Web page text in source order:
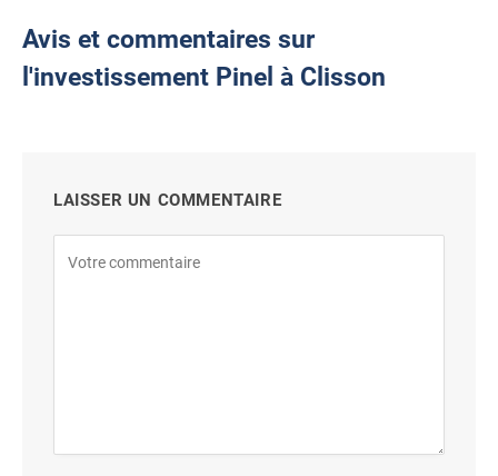
Avis et commentaires sur
l'investissement Pinel à Clisson
LAISSER UN COMMENTAIRE